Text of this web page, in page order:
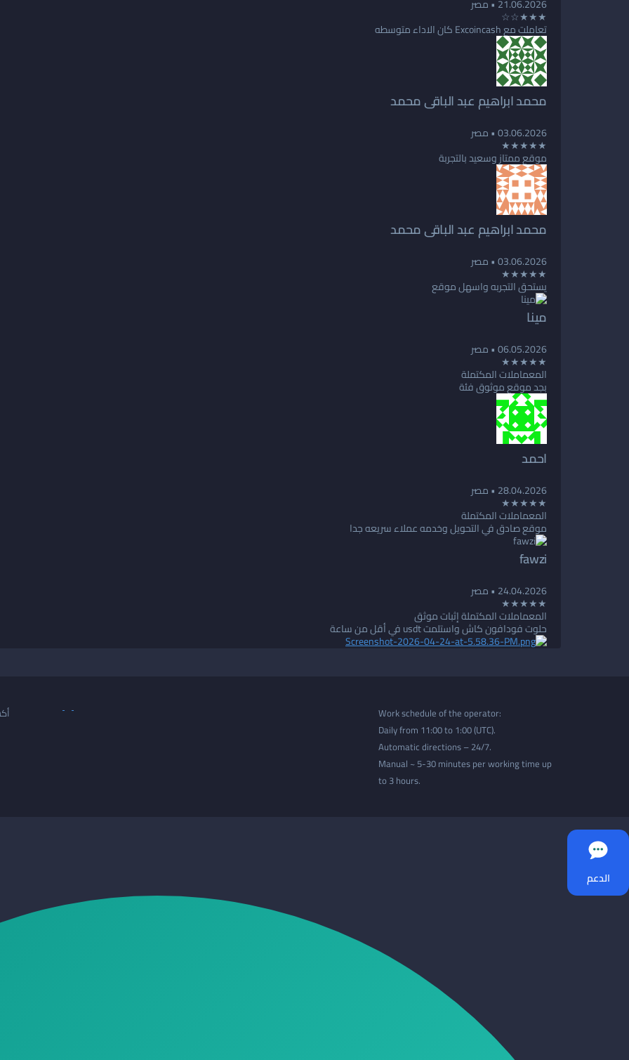
21.06.2026 • مصر
★★★☆☆
تعاملت مع Excoincash كان الاداء متوسطه
محمد ابراهيم عبد الباقى محمد
03.06.2026• مصر
★★★★★
موقع ممتاز وسعيد بالتجربة
محمد ابراهيم عبد الباقى محمد
03.06.2026• مصر
★★★★★
يستحق التجربه واسهل موقع
مينا
06.05.2026• مصر
★★★★★
المعماملات المكتملة
بجد موقع موثوق فئة
احمد
28.04.2026 • مصر
★★★★★
المعماملات المكتملة
موقع صادق في التحويل وخدمه عملاء سريعه جدا
fawzi
24.04.2026 • مصر
★★★★★
المعماملات المكتملةإثبات موثق
حلوت فودافون كاش واستلمت usdt في أقل من ساعة
Work schedule of the operator:
Daily from 11:00 to 1:00 (UTC).
Automatic directions – 24/7.
Manual ~ 5-30 minutes per working time up
to 3 hours.
الدعم